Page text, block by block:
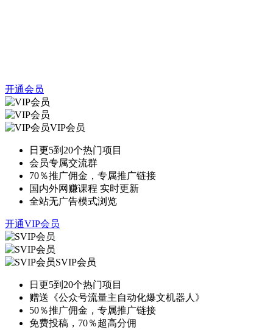
开通会员
VIP会员
日更5到20个热门项目
会员专属交流群
70％推广佣金，专属推广链接
国内外网赚课程 实时更新
全站无广告模式浏览
开通VIP会员
SVIP会员
日更5到20个热门项目
赠送《公众号流量主自动化爆文机器人》
50％推广佣金，专属推广链接
免费投稿，70％超高分佣